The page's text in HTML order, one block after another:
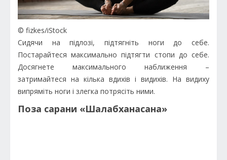
© fizkes/iStock
Сидячи на підлозі, підтягніть ноги до себе.
Постарайтеся максимально підтягти стопи до себе.
Досягнете максимального наближення –
затримайтеся на кілька вдихів і видихів. На видиху
випряміть ноги і злегка потрясіть ними.
Поза сарани «Шалабханасана»